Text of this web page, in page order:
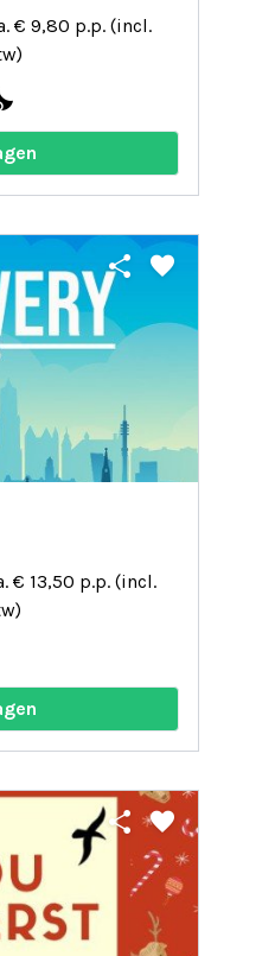
€ 9,80 p.p. (incl.
share favorite
€ 13,50 p.p. (incl.
share favorite